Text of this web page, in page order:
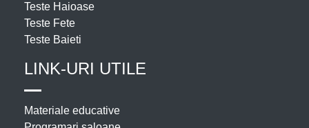
Teste Haioase
Teste Fete
Teste Baieti
LINK-URI UTILE
Materiale educative